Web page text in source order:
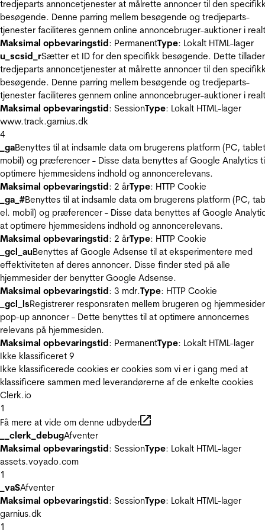
tredjeparts annoncetjenester at målrette annoncer til den
besøgende. Denne parring mellem besøgende og tredjeparts-
tjenester faciliteres gennem online annoncebruger-auktioner i
Maksimal opbevaringstid: PermanentType: Lokalt HTML-lager
u_scsid_rSætter et ID for den specifikk besøgende. Dette tillader
tredjeparts annoncetjenester at målrette annoncer til den
besøgende. Denne parring mellem besøgende og tredjeparts-
tjenester faciliteres gennem online annoncebruger-auktioner i
Maksimal opbevaringstid: SessionType: Lokalt HTML-lager
www.track.garnius.dk
4
_gaBenyttes til at indsamle data om brugerens platform (PC,
mobil) og præferencer - Disse data benyttes af Google Analytics
optimere hjemmesidens indhold og annoncerelevans.
Maksimal opbevaringstid: 2 årType: HTTP Cookie
_ga_#Benyttes til at indsamle data om brugerens platform (PC,
el. mobil) og præferencer - Disse data benyttes af Google
at optimere hjemmesidens indhold og annoncerelevans.
Maksimal opbevaringstid: 2 årType: HTTP Cookie
_gcl_auBenyttes af Google Adsense til at eksperimentere med
effektiviteten af deres annoncer. Disse finder sted på alle
hjemmesider der benytter Google Adsense.
Maksimal opbevaringstid: 3 mdr.Type: HTTP Cookie
_gcl_lsRegistrerer responsraten mellem brugeren og
pop-up annoncer - Dette benyttes til at optimere annoncernes
relevans på hjemmesiden.
Maksimal opbevaringstid: PermanentType: Lokalt HTML-lager
Ikke klassificeret 9
Ikke klassificerede cookies er cookies som vi er i gang med at
klassificere sammen med leverandørerne af de enkelte cookies
Clerk.io
1
Få mere at vide om denne udbyder
__clerk_debugAfventer
Maksimal opbevaringstid: SessionType: Lokalt HTML-lager
assets.voyado.com
1
_vaSAfventer
Maksimal opbevaringstid: SessionType: Lokalt HTML-lager
garnius.dk
1